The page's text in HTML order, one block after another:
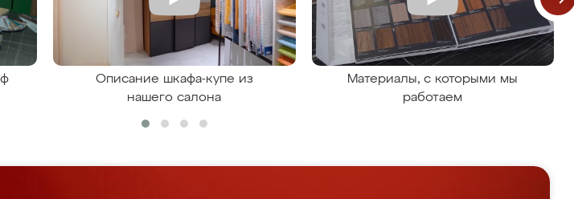
Описание шкафа-купе из
нашего салона
Материалы, с которыми мы
работаем